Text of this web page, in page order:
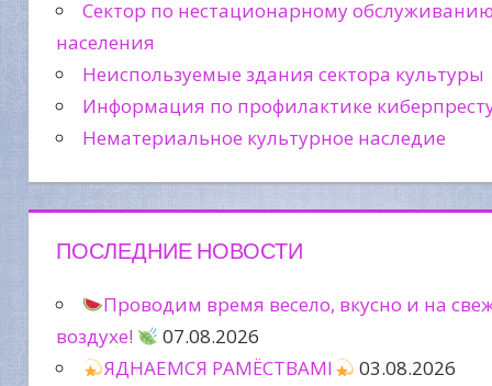
Сектор по нестационарному
населения
Неиспользуемые здания сектора культуры
Информация по профилактике
Нематериальное культурное наследие
ПОСЛЕДНИЕ НОВОСТИ
Проводим время весело, вкусно и на
воздухе!
07.08.2026
ЯДНАЕМСЯ РАМЁСТВАМІ
03.08.2026